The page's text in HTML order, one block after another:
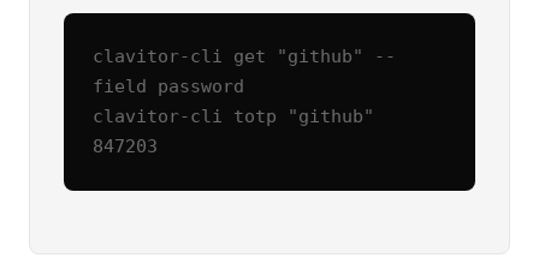
clavitor-cli get "github" --
field password
clavitor-cli totp "github"
847203